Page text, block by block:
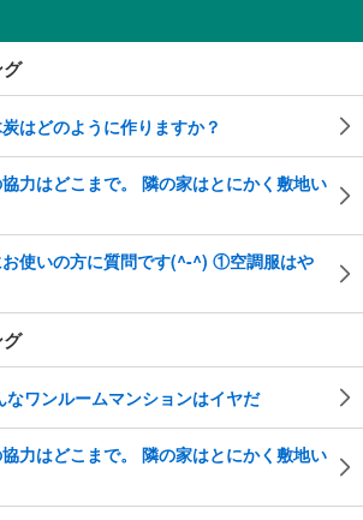
はどのように作りますか？
力はどこまで。 隣の家はとにかく敷地い
お使いの方に質問です(^-^) ①空調服はや
なワンルームマンションはイヤだ
力はどこまで。 隣の家はとにかく敷地い